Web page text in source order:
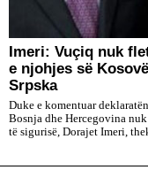
​Imeri: Vuçiq nuk
e njohjes së
Srpska
Duke e komentuar
Bosnja dhe Hercegovina
të sigurisë, Dorajet Imeri,